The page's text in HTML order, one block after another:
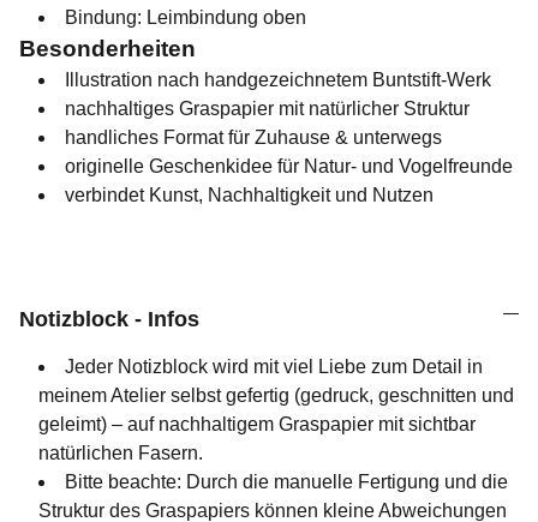
Bindung: Leimbindung oben
Besonderheiten
Illustration nach handgezeichnetem Buntstift-Werk
nachhaltiges Graspapier mit natürlicher Struktur
handliches Format für Zuhause & unterwegs
originelle Geschenkidee für Natur- und Vogelfreunde
verbindet Kunst, Nachhaltigkeit und Nutzen
Notizblock - Infos
Jeder Notizblock wird mit viel Liebe zum Detail in
meinem Atelier selbst gefertig (gedruck, geschnitten und
geleimt) – auf nachhaltigem Graspapier mit sichtbar
natürlichen Fasern.
Bitte beachte: Durch die manuelle Fertigung und die
Struktur des Graspapiers können kleine Abweichungen